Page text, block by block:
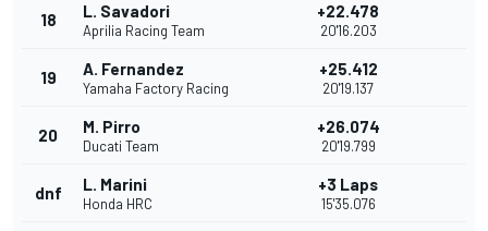
18 L. Savadori
Aprilia Racing Team
+22.478
20'16.203
19 A. Fernandez
Yamaha Factory Racing
+25.412
20'19.137
20 M. Pirro
Ducati Team
+26.074
20'19.799
dnf L. Marini
Honda HRC
+3 Laps
15'35.076